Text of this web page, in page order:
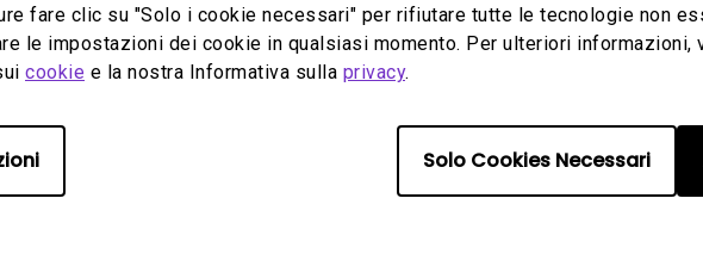
fare clic su "Solo i cookie necessari" per rifiutare tutte le tecnologie non
le impostazioni dei cookie in qualsiasi momento. Per ulteriori informazioni,
cookie e la nostra Informativa sulla privacy.
Solo Cookies Necessari
possono ottenere informazioni sull'avanzamento della
a BenQ o a un fornitore di servizi autorizzato da BenQ.
durante il periodo di garanzia, avete diritto al termine di
di garanzia è necessario compilare on-line il nostro modulo web e